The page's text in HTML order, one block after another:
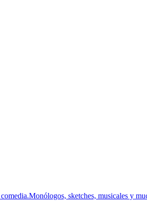
Monólogos, sketches, musicales y